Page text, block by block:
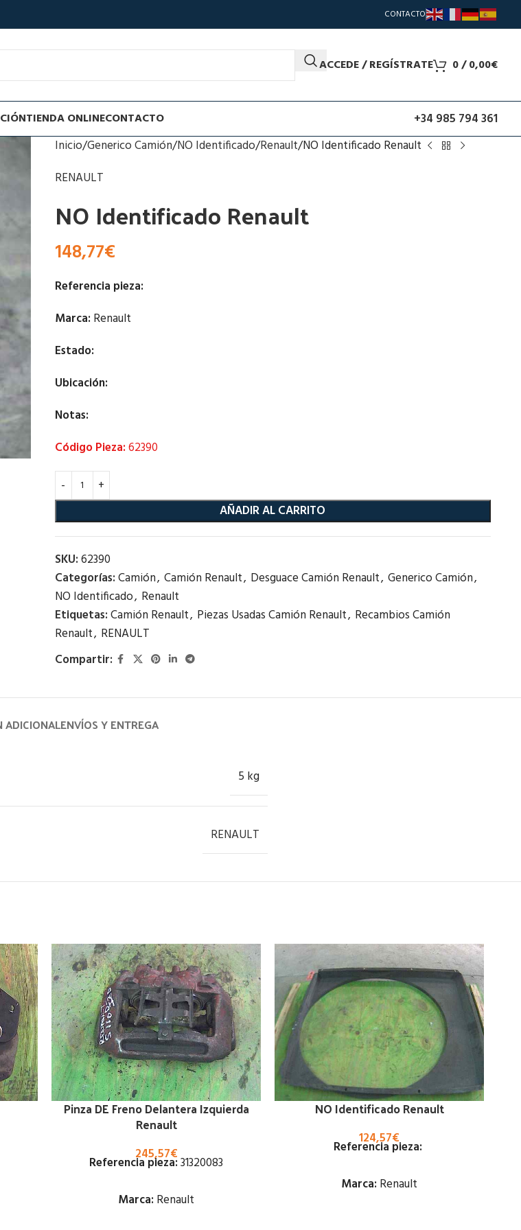
CONTACTO
ACCEDE / REGÍSTRATE 0/0,00€
TIENDA ONLINECONTACTO +34 985 794 361
Inicio Generico Camión NO Identificado Renault NO Identificado Renault
RENAULT
NO Identificado Renault
148,77€
Referencia pieza:
Marca: Renault
Estado:
Ubicación:
Notas:
Código Pieza:62390
AÑADIR AL CARRITO
SKU:62390
Categorías:Camión, Camión Renault, Desguace Camión Renault, Generico Camión,
NO Identificado, Renault
Etiquetas:Camión Renault, Piezas Usadas Camión Renault, Recambios Camión
Renault, RENAULT
Compartir:
ADICIONALENVÍOS Y ENTREGA
5 kg
RENAULT
Pinza DE Freno Delantera Izquierda
Renault
245,57€
Referencia pieza:31320083
Marca: Renault
NO Identificado Renault
124,57€
Referencia pieza:
Marca: Renault